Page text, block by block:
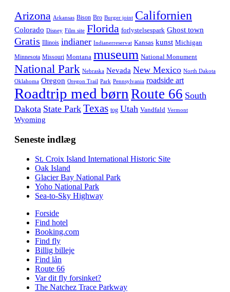
Arizona Arkansas Bison Bro Burger joint Californien
Colorado Disney Film site Florida forlystelsespark Ghost town
Gratis Illinois indianer Indianerreservat Kansas kunst Michigan
Minnesota Missouri Montana museum National Monument
National Park Nebraska Nevada New Mexico North Dakota
Oklahoma Oregon Oregon Trail Park Pennsylvania roadside art
Roadtrip med børn Route 66 South
Dakota State Park Texas tog Utah Vandfald Vermont
Wyoming
Seneste indlæg
St. Croix Island International Historic Site
Oak Island
Glacier Bay National Park
Yoho National Park
Sea-to-Sky Highway
Forside
Find hotel
Booking.com
Find fly
Billig billeje
Find lån
Route 66
Var dit fly forsinket?
The Natchez Trace Parkway